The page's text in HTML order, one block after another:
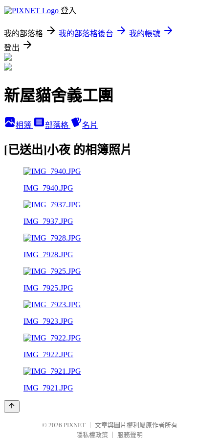
登入
我的部落格 我的部落格後台
我的帳號
登出
新屋貓舍義工團
相簿 部落格 名片
[已送出]小夜 的相簿照片
IMG_7940.JPG
IMG_7937.JPG
IMG_7928.JPG
IMG_7925.JPG
IMG_7923.JPG
IMG_7922.JPG
IMG_7921.JPG
© 2026 PIXNET
文章與圖片權利屬原作者所有
隱私權政策
服務聲明